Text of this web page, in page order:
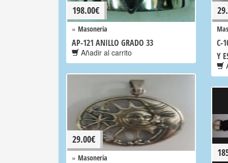
198.00€
» Masoneria
AP-121 ANILLO GRADO 33
Añadir al carrito
C-
Y
29.00€
» Masoneria